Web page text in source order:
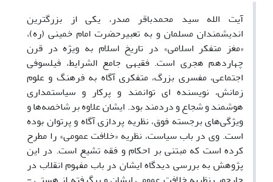
آیت ­الله سید محمدباقر صدر، یکی از بزرگترین
اندیشمندان مسلمان و به تعبیرحضرت امام خمینی (ره)،
«مغز متفکر اسلامی» در تاریخ اسلام به ­ویژه در قرن
چهاردهم هجری است. فقیهی جامع ­الشرایط، فیلسوفی
اجتماعی، مفسری بزرگ، متفکری آگاه به فرهنگ و علوم
زمانش‏، نویسنده ­ای توانمند و پرکار و سیاستمداری
هوشمند و شجاع و دردمند بود. ایشان علاوه بر شاخصه‌ها و
ویژگی‌های برجسته فوق، نظریه پردازی آگاه و پرتوان بوده
است. وی در باب سیاست، نظریه «خلافت عمومی» را مطرح
کرده است که مبتنی بر احکام و فقه تشیع است. در این
پژوهش به بررسی دیدگاه ایشان در باب مفهوم انقلاب در